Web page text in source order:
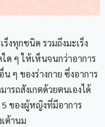
งทุกชนิด รวมถึงมะเร็ง
ด ๆ ให้เห็นจนกว่าอาการ
ๆ ของร่างกาย ซึ่งอาการ
รถสังเกตด้วยตนเองได้
ของผู้หญิงที่มีอาการ
ต้านม